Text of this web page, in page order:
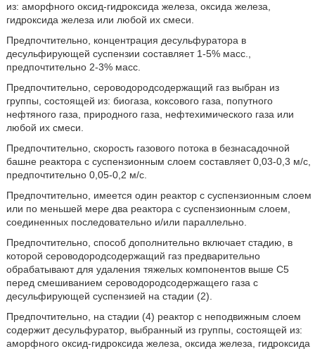
из: аморфного оксид-гидроксида железа, оксида железа,
гидроксида железа или любой их смеси.
Предпочтительно, концентрация десульфуратора в
десульфирующей суспензии составляет 1-5% масс.,
предпочтительно 2-3% масс.
Предпочтительно, сероводородсодержащий газ выбран из
группы, состоящей из: биогаза, коксового газа, попутного
нефтяного газа, природного газа, нефтехимического газа или
любой их смеси.
Предпочтительно, скорость газового потока в безнасадочной
башне реактора с суспензионным слоем составляет 0,03-0,3 м/с,
предпочтительно 0,05-0,2 м/с.
Предпочтительно, имеется один реактор с суспензионным слоем
или по меньшей мере два реактора с суспензионным слоем,
соединенных последовательно и/или параллельно.
Предпочтительно, способ дополнительно включает стадию, в
которой сероводородсодержащий газ предварительно
обрабатывают для удаления тяжелых компонентов выше С5
перед смешиванием сероводородсодержащего газа с
десульфирующей суспензией на стадии (2).
Предпочтительно, на стадии (4) реактор с неподвижным слоем
содержит десульфуратор, выбранный из группы, состоящей из:
аморфного оксид-гидроксида железа, оксида железа, гидроксида